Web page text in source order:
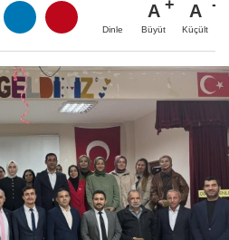
Dinle
A
Büyüt
A
Küçült